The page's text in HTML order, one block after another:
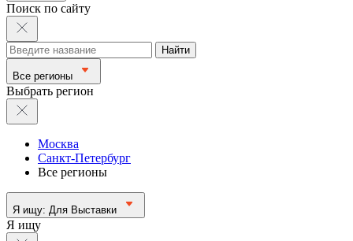
Поиск по сайту
Найти
Все регионы
Выбрать регион
Москва
Санкт-Петербург
Все регионы
Я ищу: Для Выставки
Я ищу